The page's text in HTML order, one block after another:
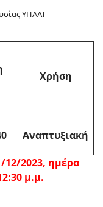
ΥΠΑΑΤ
Χρήση
Αναπτυξιακή
2023, ημέρα
μ.μ.